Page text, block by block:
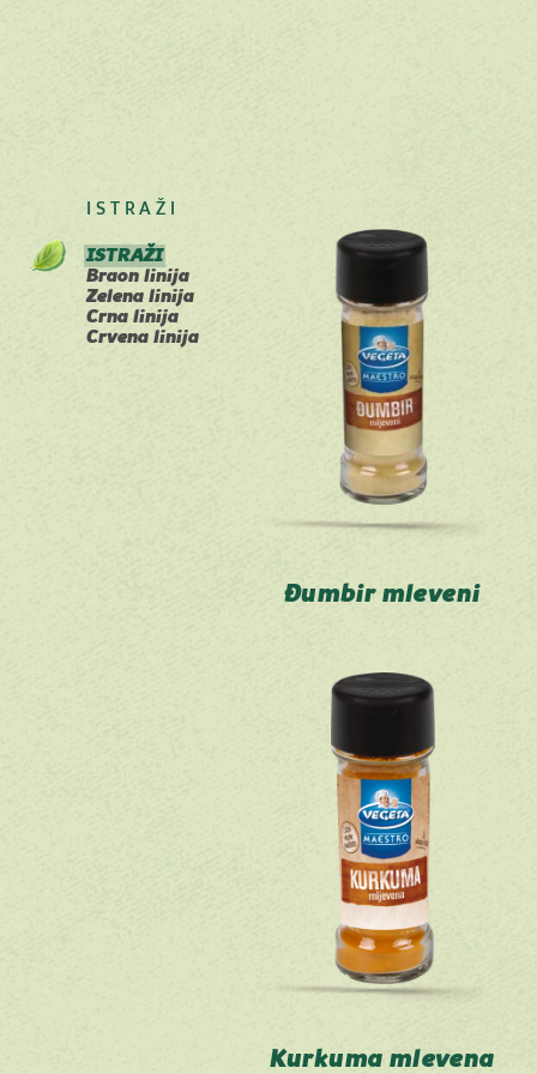
ISTRAŽI
ISTRAŽI
Braon linija
Zelena linija
Crna linija
Crvena linija
Đumbir mleveni
Kurkuma mlevena